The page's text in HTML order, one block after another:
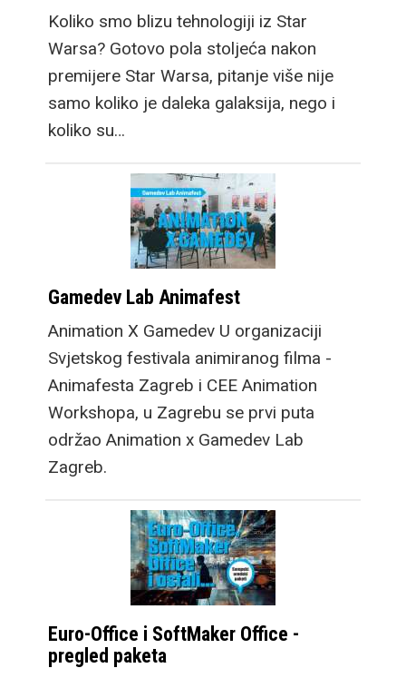
Koliko smo blizu tehnologiji iz Star
Warsa? Gotovo pola stoljeća nakon
premijere Star Warsa, pitanje više nije
samo koliko je daleka galaksija, nego i
koliko su…
Gamedev Lab Animafest
Animation X Gamedev U organizaciji
Svjetskog festivala animiranog filma -
Animafesta Zagreb i CEE Animation
Workshopa, u Zagrebu se prvi puta
održao Animation x Gamedev Lab
Zagreb.
Euro-Office i SoftMaker Office -
pregled paketa